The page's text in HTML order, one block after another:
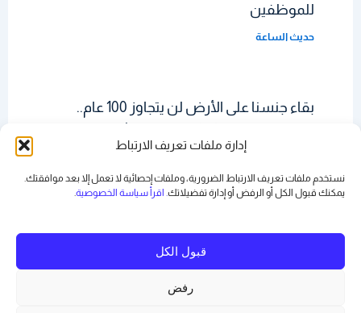
إدارة ملفات تعريف الارتباط
نستخدم ملفات تعريف الارتباط الضرورية، وملفات إحصائية لا تعمل إلا بعد موافقتك.
يمكنك قبول الكل أو الرفض أوإدارة تفضيلاتك. اقرأ سياسة الخصوصية.
قبول الكل
رفض
للموظفين
حديث الساعة
بقاء جنسنا على الأرض لن يتجاوز 100 عام..
خطر من باطن الكوكب يهدد البشرية